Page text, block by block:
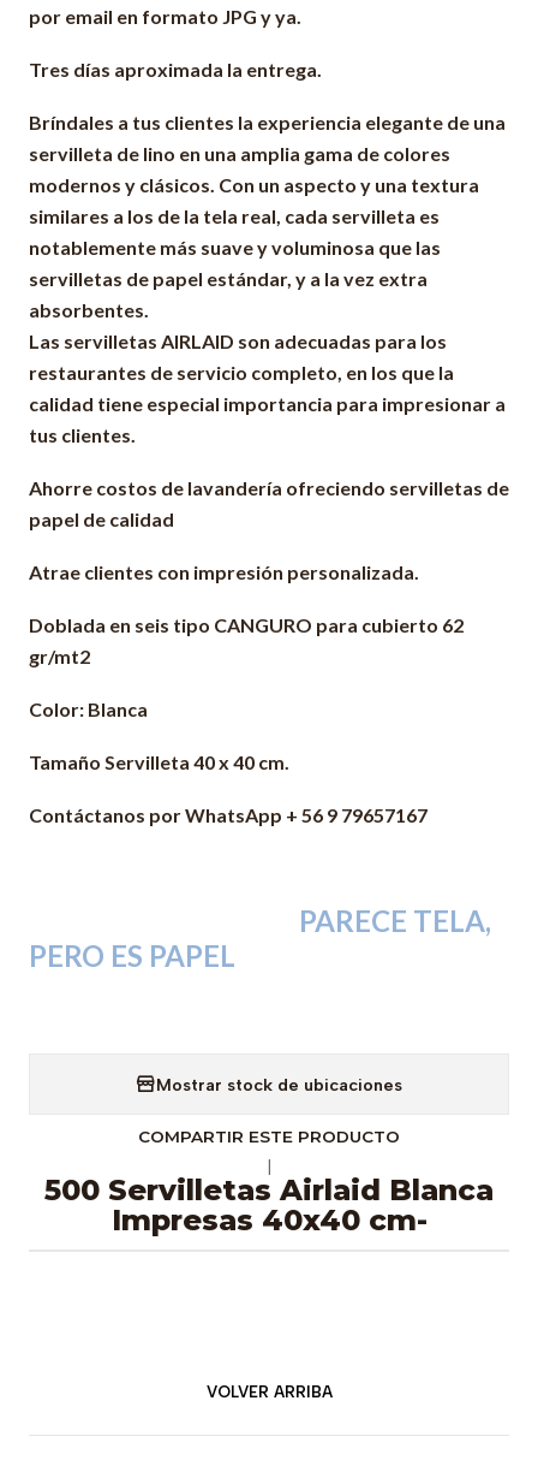
por email en formato JPG y ya.
Tres días aproximada la entrega.
Bríndales a tus clientes la experiencia elegante de una
servilleta de lino en una amplia gama de colores
modernos y clásicos. Con un aspecto y una textura
similares a los de la tela real, cada servilleta es
notablemente más suave y voluminosa que las
servilletas de papel estándar, y a la vez extra
absorbentes.
Las servilletas AIRLAID son adecuadas para los
restaurantes de servicio completo, en los que la
calidad tiene especial importancia para impresionar a
tus clientes.
Ahorre costos de lavandería ofreciendo servilletas de
papel de calidad
Atrae clientes con impresión personalizada.
Doblada en seis tipo CANGURO para cubierto 62
gr/mt2
Color: Blanca
Tamaño Servilleta 40 x 40 cm.
Contáctanos por WhatsApp + 56 9 79657167
PARECE TELA,
PERO ES PAPEL
Mostrar stock de ubicaciones
COMPARTIR ESTE PRODUCTO
500 Servilletas Airlaid Blanca
Impresas 40x40 cm-
VOLVER ARRIBA